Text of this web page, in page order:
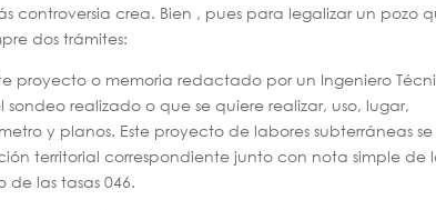
controversia crea. Bien , pues para legalizar un pozo
dos trámites:
proyecto o memoria redactado por un Ingeniero
realizado o que se quiere realizar, uso, lugar,
y planos. Este proyecto de labores subterráneas se
territorial correspondiente junto con nota simple de
las tasas 046.